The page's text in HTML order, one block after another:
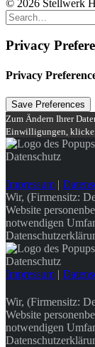
© 2026 Stellwerk
Privacy
Privacy
Zum Ändern Ihrer
Einwilligungen,
Datenschutz
Impressum |
Wir, (Firmensitz:
Website
notwendigen
Datenschutz
Impressum |
Wir, (Firmensitz:
Website
notwendigen